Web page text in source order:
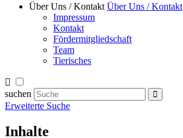
Über Uns / Kontakt Über Uns / Kontakt
Impressum
Kontakt
Fördermitgliedschaft
Team
Tierisches
suchen
Erweiterte Suche
Inhalte